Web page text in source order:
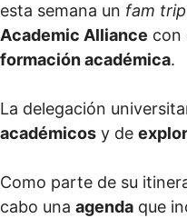
esta semana un fam trip
Academic Alliance con
formación académica.
La delegación
académicos y de
Como parte de su
cabo una agenda que